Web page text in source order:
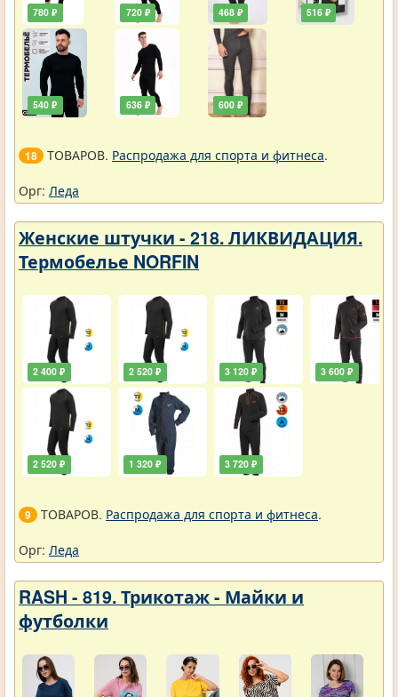
780 ₽
540 ₽
720 ₽
636 ₽
468 ₽
600 ₽
516 ₽
18 ТОВАРОВ. Распродажа для спорта и фитнеса.
Орг: Леда
Женские штучки - 218. ЛИКВИДАЦИЯ.
Термобелье NORFIN
2 400 ₽
2 520 ₽
2 520 ₽
1 320 ₽
3 120 ₽
3 720 ₽
3 600 ₽
9 ТОВАРОВ. Распродажа для спорта и фитнеса.
Орг: Леда
RASH - 819. Трикотаж - Майки и
футболки